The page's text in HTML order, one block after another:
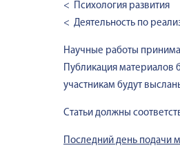
< Психология развития
< Деятельность по
Научные работы
Публикация материалов
участникам будут
Статьи должны
Последний день подачи